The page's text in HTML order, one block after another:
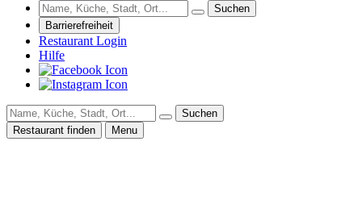
Suchen
Barrierefreiheit
Restaurant Login
Hilfe
Suchen
Restaurant finden
Menu